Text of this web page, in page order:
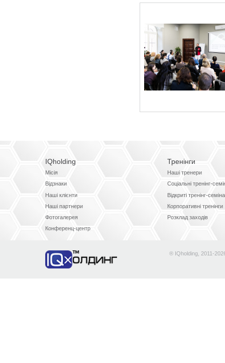
IQholding
Місія
Відзнаки
Наші клієнти
Наші партнери
Фотогалерея
Конференц-центр
Тренінги
Наші тренери
Соціальні тренінг-
Відкриті тренінг-
Корпоративні тренінги
Розклад заходів
® IQholding, 2011-